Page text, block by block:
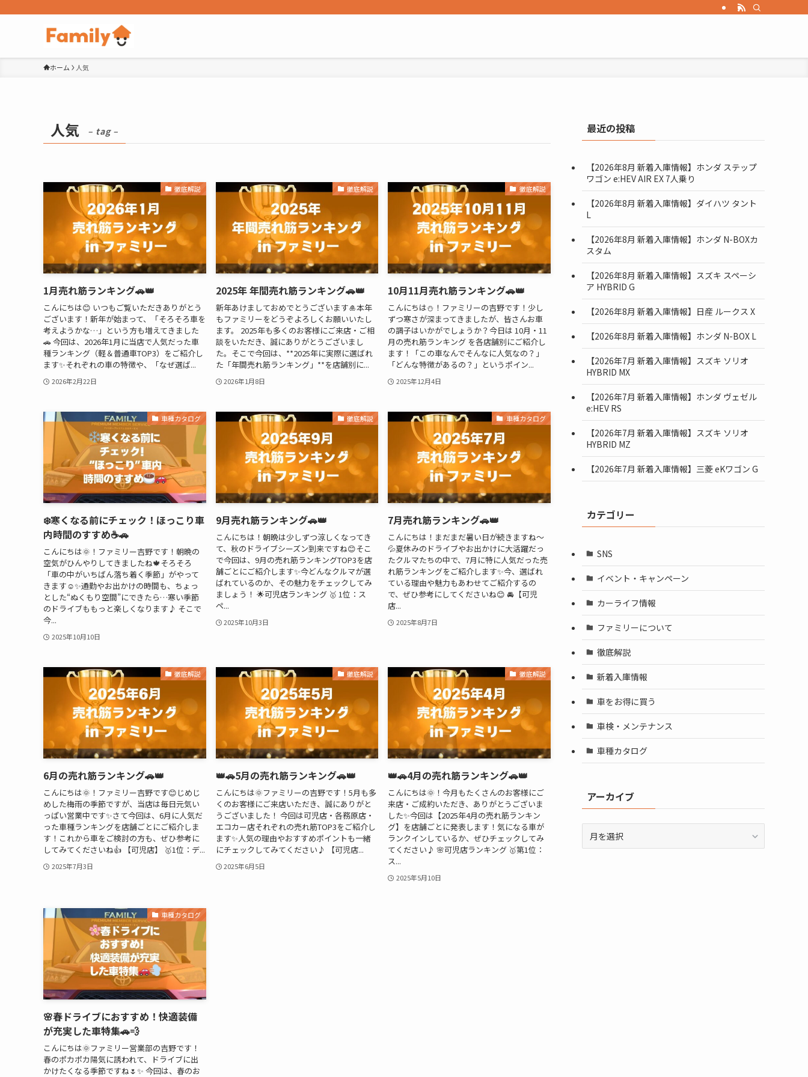
ホーム 人気
人気 – tag –
徹底解説
1月売れ筋ランキング🚗👑
こんにちは😊 いつもご覧いただきありがとう
ございます！新年が始まって、「そろそろ車を
考えようかな…」という方も増えてきました
🚗 今回は、2026年1月に当店で人気だった車
種ランキング（軽＆普通車TOP3）をご紹介し
ます✨それぞれの車の特徴や、「なぜ選ば...
2026年2月22日
徹底解説
2025年 年間売れ筋ランキング🚗👑
新年あけましておめでとうございます🎍本年
もファミリーをどうぞよろしくお願いいたし
ます。 2025年も多くのお客様にご来店・ご相
談をいただき、誠にありがとうございまし
た。そこで今回は、**2025年に実際に選ばれ
た「年間売れ筋ランキング」**を店舗別に...
2026年1月8日
徹底解説
10月11月売れ筋ランキング🚗👑
こんにちは⛄！ファミリーの吉野です！少し
ずつ寒さが深まってきましたが、皆さんお車
の調子はいかがでしょうか？今日は 10月・11
月の売れ筋ランキング を各店舗別にご紹介し
ます！「この車なんでそんなに人気なの？」
「どんな特徴があるの？」というポイン...
2025年12月4日
車種カタログ
❄️寒くなる前にチェック！ほっこり車
内時間のすすめ☕🚗
こんにちは🌞！ファミリー吉野です！朝晩の
空気がひんやりしてきましたね🍁そろそろ
「車の中がいちばん落ち着く季節」がやって
きます☺️✨通勤やお出かけの時間も、ちょっ
とした“ぬくもり空間”にできたら…寒い季節
のドライブももっと楽しくなります♪ そこで
今...
2025年10月10日
徹底解説
9月売れ筋ランキング🚗👑
こんにちは！朝晩は少しずつ涼しくなってき
て、秋のドライブシーズン到来ですね😊そこ
で今回は、9月の売れ筋ランキングTOP3を店
舗ごとにご紹介します✨今どんなクルマが選
ばれているのか、その魅力をチェックしてみ
ましょう！ 🌟可児店ランキング 🥇 1位：ス
ペ...
2025年10月3日
車種カタログ
7月売れ筋ランキング🚗👑
こんにちは！まだまだ暑い日が続きますね〜
💦夏休みのドライブやお出かけに大活躍だっ
たクルマたちの中で、7月に特に人気だった売
れ筋ランキングをご紹介します✨今、選ばれ
ている理由や魅力もあわせてご紹介するの
で、ぜひ参考にしてくださいね😊 🚘【可児
店...
2025年8月7日
徹底解説
6月の売れ筋ランキング🚗👑
こんにちは🌞！ファミリー吉野です😊じめじ
めした梅雨の季節ですが、当店は毎日元気い
っぱい営業中です✨さて今回は、6月に人気だ
った車種ランキングを店舗ごとにご紹介しま
す！これから車をご検討の方も、ぜひ参考に
してみてくださいね👍 【可児店】 🥇1位：デ...
2025年7月3日
徹底解説
👑🚗5月の売れ筋ランキング🚗👑
こんにちは🌞ファミリーの吉野です！5月も多
くのお客様にご来店いただき、誠にありがと
うございました！ 今回は可児店・各務原店・
エコカー店それぞれの売れ筋TOP3をご紹介し
ます✨人気の理由やおすすめポイントも一緒
にチェックしてみてください♪ 【可児店...
2025年6月5日
徹底解説
👑🚗4月の売れ筋ランキング🚗👑
こんにちは🌞！今月もたくさんのお客様にご
来店・ご成約いただき、ありがとうございま
した✨今回は【2025年4月の売れ筋ランキン
グ】を店舗ごとに発表します！気になる車が
ランクインしているか、ぜひチェックしてみ
てください♪ 🌸可児店ランキング 🥇第1位：
ス...
2025年5月10日
車種カタログ
🌸春ドライブにおすすめ！快適装備
が充実した車特集🚗💨
こんにちは🌞ファミリー営業部の吉野です！
春のポカポカ陽気に誘われて、ドライブに出
かけたくなる季節ですね🌷✨ 今回は、春のお
最近の投稿
【2026年8月 新着入庫情報】ホンダ ステップ
ワゴン e:HEV AIR EX 7人乗り
【2026年8月 新着入庫情報】ダイハツ タント
L
【2026年8月 新着入庫情報】ホンダ N-BOXカ
スタム
【2026年8月 新着入庫情報】スズキ スペーシ
ア HYBRID G
【2026年8月 新着入庫情報】日産 ルークス X
【2026年8月 新着入庫情報】ホンダ N-BOX L
【2026年7月 新着入庫情報】スズキ ソリオ
HYBRID MX
【2026年7月 新着入庫情報】ホンダ ヴェゼル
e:HEV RS
【2026年7月 新着入庫情報】スズキ ソリオ
HYBRID MZ
【2026年7月 新着入庫情報】三菱 eKワゴン G
カテゴリー
SNS
イベント・キャンペーン
カーライフ情報
ファミリーについて
徹底解説
新着入庫情報
車をお得に買う
車検・メンテナンス
車種カタログ
アーカイブ